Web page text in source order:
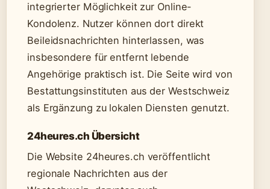
integrierter Möglichkeit zur Online-
Kondolenz. Nutzer können dort direkt
Beileidsnachrichten hinterlassen, was
insbesondere für entfernt lebende
Angehörige praktisch ist. Die Seite wird von
Bestattungsinstituten aus der Westschweiz
als Ergänzung zu lokalen Diensten genutzt.
24heures.ch Übersicht
Die Website 24heures.ch veröffentlicht
regionale Nachrichten aus der